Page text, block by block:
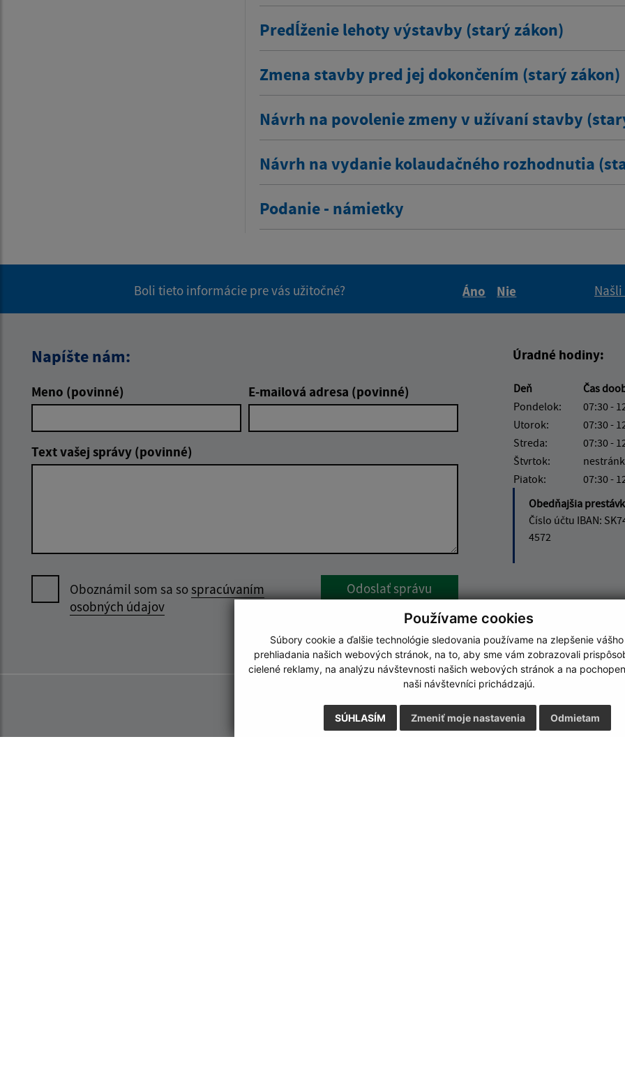
Používame cookies
Súbory cookie a ďalšie technológie sledovania používame na zlepšenie
prehliadania našich webových stránok, na to, aby sme vám zobrazovali
cielené reklamy, na analýzu návštevnosti našich webových stránok a na
naši návštevníci prichádzajú.
SÚHLASÍM Odmietam
Zmeniť moje nastavenia
Predĺženie lehoty výstavby (starý zákon)
Zmena stavby pred jej dokončením (starý zákon)
Návrh na povolenie zmeny v užívaní stavby
Návrh na vydanie kolaudačného rozhodnutia
Podanie - námietky
Boli tieto informácie pre vás užitočné?
Áno
Nie
Napíšte nám:
Meno (povinné) E-mailová adresa (povinné)
Text vašej správy (povinné)
Oboznámil som sa sospracúvaním
osobných údajov
Odoslať správu
Úradné hodiny:
Deň
Čas
Pondelok:
07:30 -
Utorok:
07:30 -
Streda:
07:30 -
Štvrtok:
Piatok:
07:30 -
Obedňajšia
Číslo účtu IBAN:
4572